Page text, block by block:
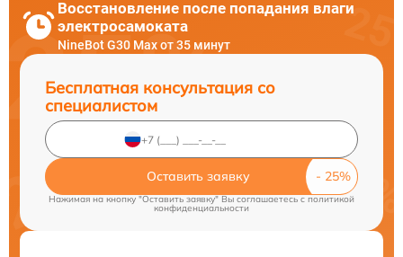
Восстановление после попадания влаги
электросамоката
NineBot G30 Max от 35 минут
Бесплатная консультация со
специалистом
Оставить заявку
Нажимая на кнопку "Оставить заявку" Вы соглашаетесь c политикой
конфиденциальности